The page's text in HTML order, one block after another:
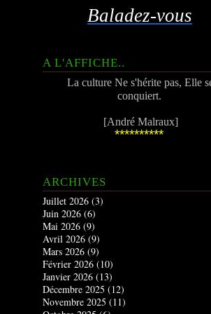
Baladez-vous
A L'AFFICHE..
La culture Ne s'hérite pas, Elle
conquiert.
[André Malraux]
**********
ARCHIVES
Juillet 2026 (3)
Juin 2026 (6)
Mai 2026 (9)
Avril 2026 (9)
Mars 2026 (9)
Février 2026 (10)
Janvier 2026 (13)
Décembre 2025 (12)
Novembre 2025 (11)